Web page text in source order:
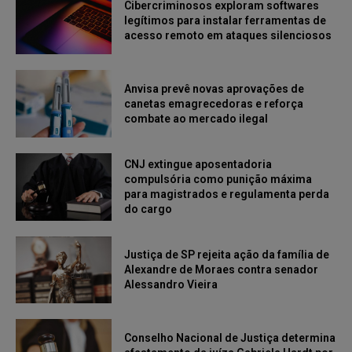
Cibercriminosos exploram softwares
legítimos para instalar ferramentas de
acesso remoto em ataques silenciosos
Anvisa prevê novas aprovações de
canetas emagrecedoras e reforça
combate ao mercado ilegal
CNJ extingue aposentadoria
compulsória como punição máxima
para magistrados e regulamenta perda
do cargo
Justiça de SP rejeita ação da família de
Alexandre de Moraes contra senador
Alessandro Vieira
Conselho Nacional de Justiça determina